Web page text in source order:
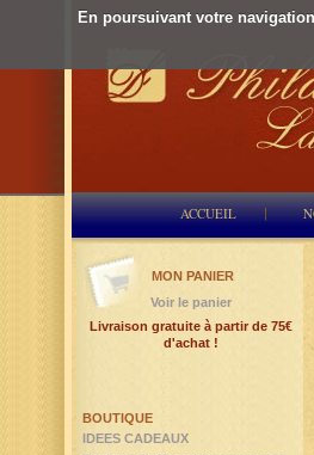
En poursuivant votre
ACCUEIL
BOUTIQUE
IDEES CADEAUX
MON PANIER
Voir le panier
Livraison gratuite à partir de 75€
d'achat !